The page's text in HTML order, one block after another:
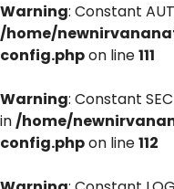
Warning: Constant
/home/
config.phpon line111
Warning: Constant
in/home/
config.phpon line112